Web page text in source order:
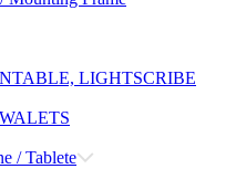
LIGHTSCRIBE
/ Tablete